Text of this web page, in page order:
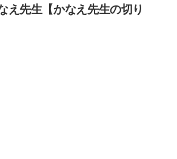
え先生【かなえ先生の切り